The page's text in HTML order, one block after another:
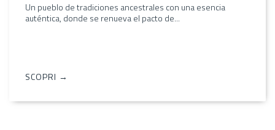
Un pueblo de tradiciones ancestrales con una esencia
auténtica, donde se renueva el pacto de...
SCOPRI →